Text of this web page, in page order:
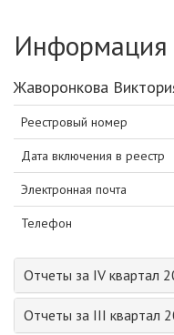
Информация
Жаворонкова
Реестровый номер
Дата включения в реестр
Электронная почта
Телефон
Отчеты за IV квартал
Отчеты за III квартал